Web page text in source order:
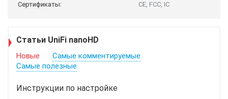
Сертификаты:
CE, FCC, IC
Статьи UniFi nanoHD
Новые
Самые комментируемые
Самые полезные
Инструкции по настройке